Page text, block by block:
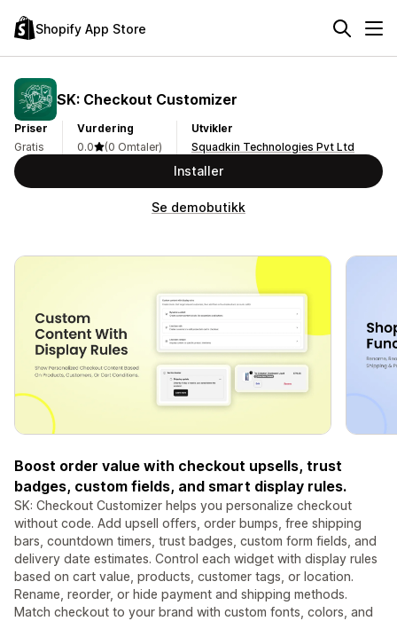
Shopify App Store
SK: Checkout Customizer
Priser
Gratis
Vurdering
0.0
(0 Omtaler)
Utvikler
Squadkin Technologies Pvt Ltd
Installer
Se demobutikk
Boost order value with checkout upsells, trust
badges, custom fields, and smart display rules.
SK: Checkout Customizer helps you personalize checkout
without code. Add upsell offers, order bumps, free shipping
bars, countdown timers, trust badges, custom form fields, and
delivery date estimates. Control each widget with display rules
based on cart value, products, customer tags, or location.
Rename, reorder, or hide payment and shipping methods.
Match checkout to your brand with custom fonts, colors, and